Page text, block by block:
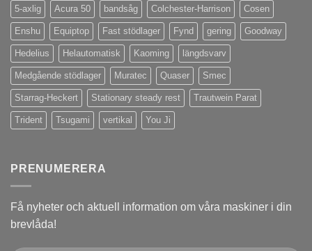
5-axlig Acura 50 bandsåg Colchester-Harrison Cosen
Enshu Equiptop Fast stödlager Fynd gering Goodway
Hedelius Helautomatisk Kaoming längdsvarv
Medgående stödlager Muratec Quaser Smec
Starrag-Heckert Stationary steady rest Trautwein Parat
Trident Tsugami vertikal You Ji
PRENUMERERA
Få nyheter och aktuell information om våra maskiner i din
brevlåda!